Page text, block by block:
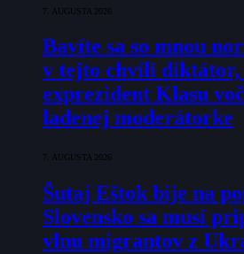
7. AUGUSTA 2026
Bavíte sa so mnou
v tejto chvíli diktátor,
exprezident Klasu
ladenej moderátorke
7. AUGUSTA 2026
Šutaj Eštok bije na
Slovensko sa musí
vlnu migrantov z